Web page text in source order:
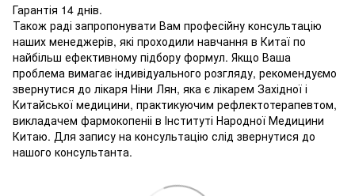
Гарантія 14 днів.
Також раді запропонувати Вам професійну консультацію
наших менеджерів, які проходили навчання в Китаї по
найбільш ефективному підбору формул. Якщо Ваша
проблема вимагає індивідуального розгляду, рекомендуємо
звернутися до лікаря Ніни Лян, яка є лікарем Західної і
Китайської медицини, практикуючим рефлектотерапевтом,
викладачем фармокопеніі в Інституті Народної Медицини
Китаю. Для запису на консультацію слід звернутися до
нашого консультанта.